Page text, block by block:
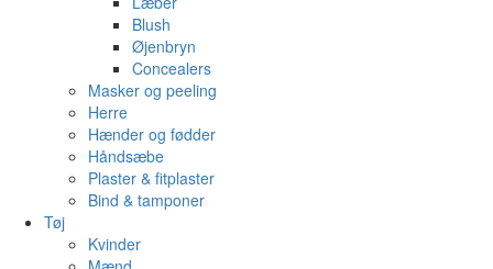
Blush
Øjenbryn
Concealers
Masker og peeling
Herre
Hænder og fødder
Håndsæbe
Plaster & fitplaster
Bind & tamponer
Tøj
Kvinder